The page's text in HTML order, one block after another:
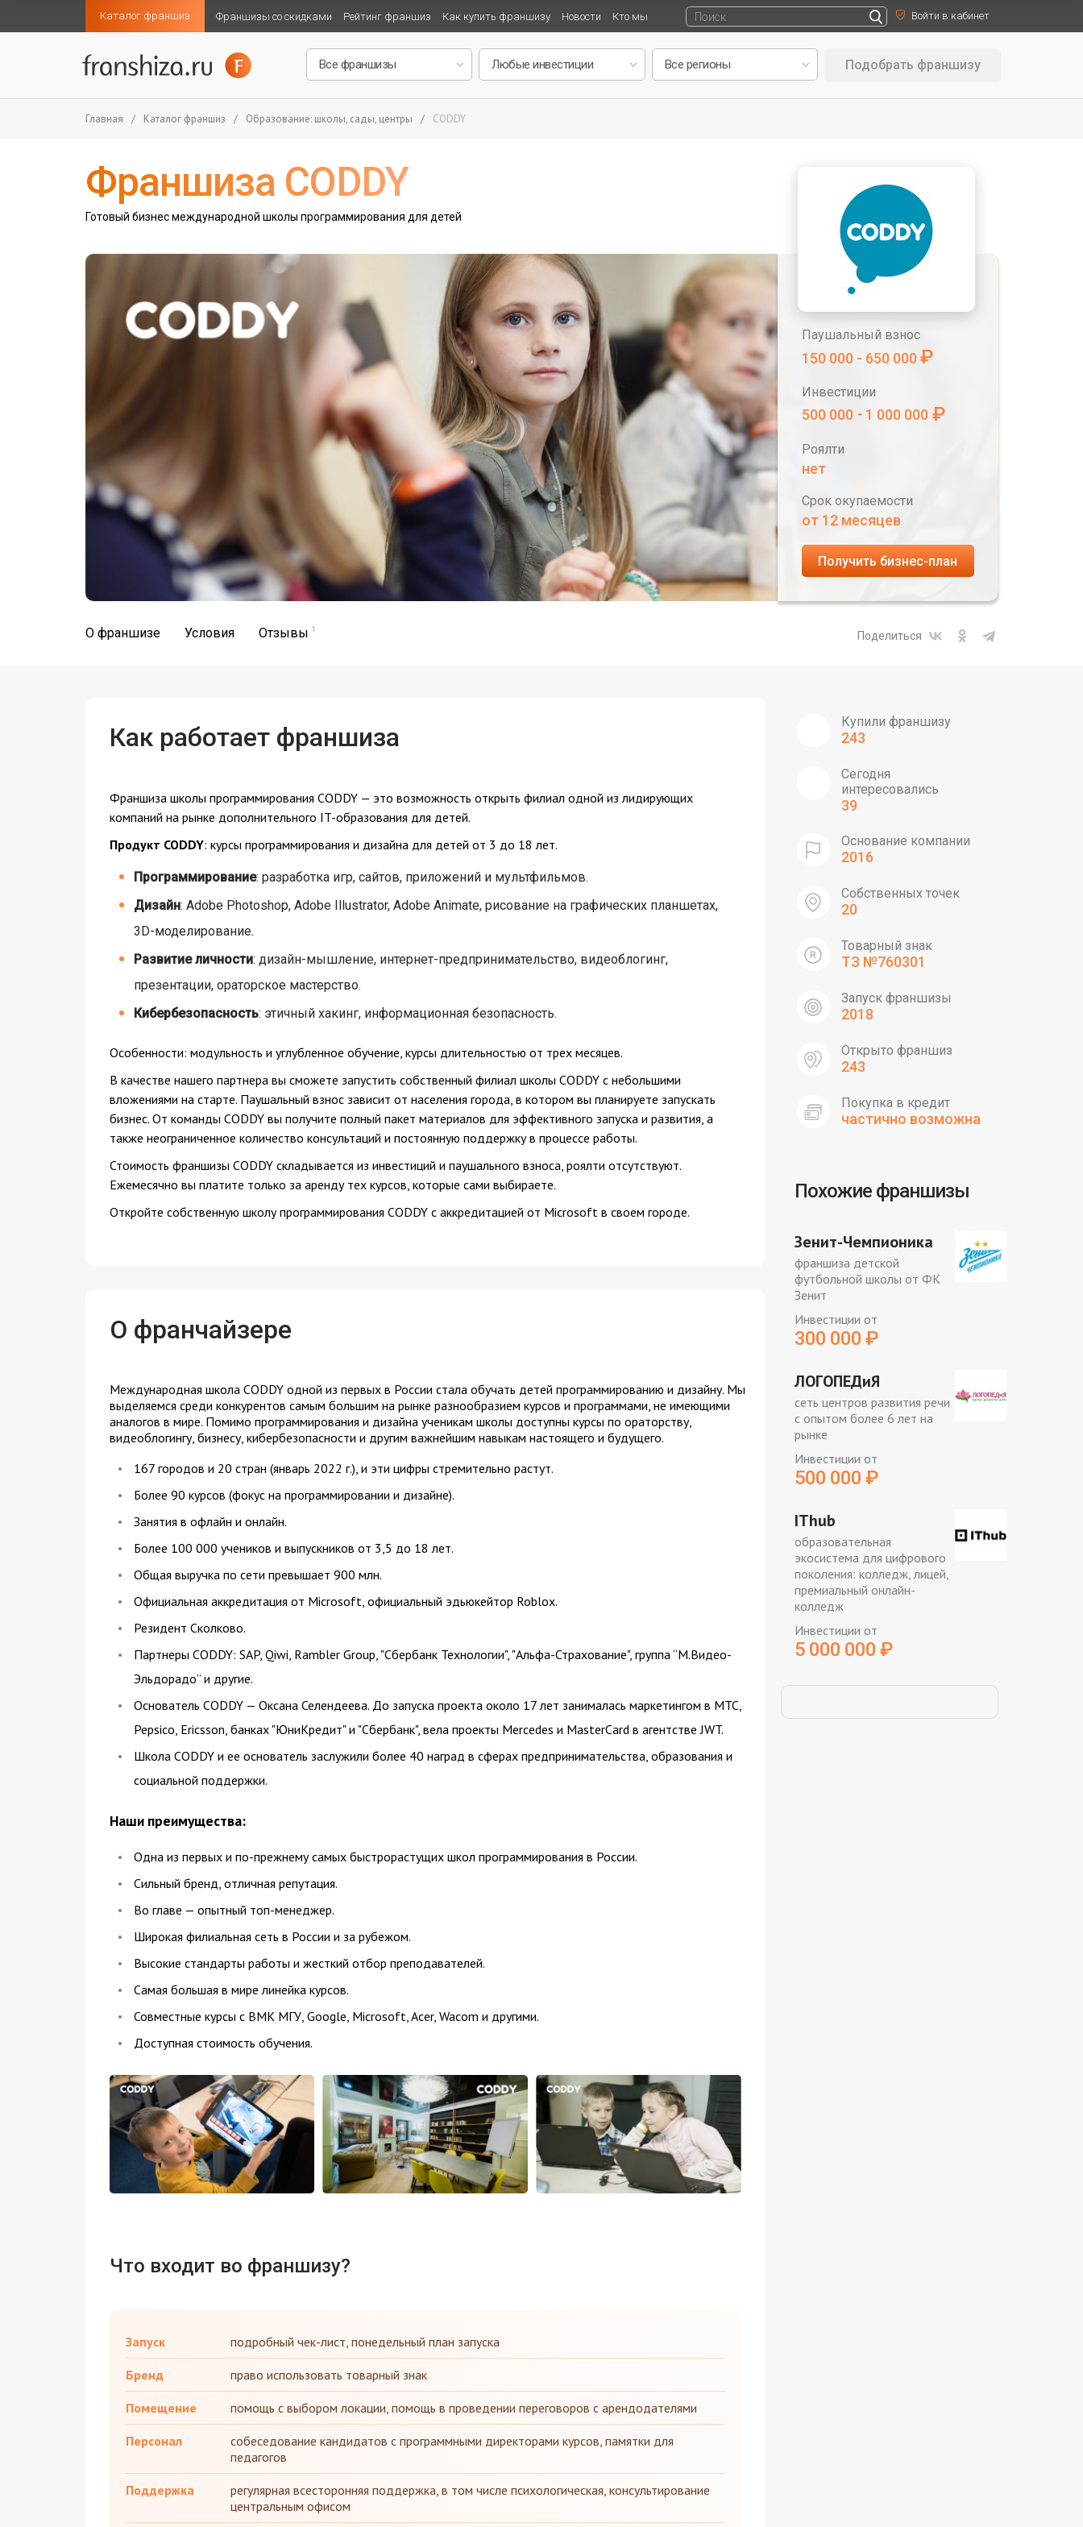
Каталог франшиз Франшизы со скидками Рейтинг франшиз Как купить франшизу Новости Кто мы Войти в кабинет
Подобрать франшизу
Главная / Каталог франшиз / Образование: школы, сады, центры / CODDY
Франшиза CODDY
Готовый бизнес международной школы программирования для детей
Паушальный взнос
150 000 - 650 000 ₽
Инвестиции
500 000 - 1 000 000 ₽
Роялти
нет
Срок окупаемости
от 12 месяцев
Получить бизнес-план
О франшизе Условия Отзывы 1 Поделиться
Как работает франшиза
Франшиза школы программирования CODDY — это возможность открыть филиал одной из лидирующих
компаний на рынке дополнительного IT-образования для детей.
Продукт CODDY: курсы программирования и дизайна для детей от 3 до 18 лет.
Программирование: разработка игр, сайтов, приложений и мультфильмов.
Дизайн: Adobe Photoshop, Adobe Illustrator, Adobe Animate, рисование на графических планшетах,
3D-моделирование.
Развитие личности: дизайн-мышление, интернет-предпринимательство, видеоблогинг,
презентации, ораторское мастерство.
Кибербезопасность: этичный хакинг, информационная безопасность.
Особенности: модульность и углубленное обучение, курсы длительностью от трех месяцев.
В качестве нашего партнера вы сможете запустить собственный филиал школы CODDY с небольшими
вложениями на старте. Паушальный взнос зависит от населения города, в котором вы планируете запускать
бизнес. От команды CODDY вы получите полный пакет материалов для эффективного запуска и развития, а
также неограниченное количество консультаций и постоянную поддержку в процессе работы.
Стоимость франшизы CODDY складывается из инвестиций и паушального взноса, роялти отсутствуют.
Ежемесячно вы платите только за аренду тех курсов, которые сами выбираете.
Откройте собственную школу программирования CODDY с аккредитацией от Microsoft в своем городе.
О франчайзере
Международная школа CODDY одной из первых в России стала обучать детей программированию и дизайну. Мы
выделяемся среди конкурентов самым большим на рынке разнообразием курсов и программами, не имеющими
аналогов в мире. Помимо программирования и дизайна ученикам школы доступны курсы по ораторству,
видеоблогингу, бизнесу, кибербезопасности и другим важнейшим навыкам настоящего и будущего.
167 городов и 20 стран (январь 2022 г.), и эти цифры стремительно растут.
Более 90 курсов (фокус на программировании и дизайне).
Занятия в офлайн и онлайн.
Более 100 000 учеников и выпускников от 3,5 до 18 лет.
Общая выручка по сети превышает 900 млн.
Официальная аккредитация от Microsoft, официальный эдьюкейтор Roblox.
Резидент Сколково.
Партнеры CODDY: SAP, Qiwi, Rambler Group, "Сбербанк Технологии", "Альфа-Страхование", группа “М.Видео-
Эльдорадо” и другие.
Основатель CODDY — Оксана Селендеева. До запуска проекта около 17 лет занималась маркетингом в МТС,
Pepsico, Ericsson, банках "ЮниКредит" и "Cбербанк", вела проекты Mercedes и MasterCard в агентстве JWT.
Школа СODDY и ее основатель заслужили более 40 наград в сферах предпринимательства, образования и
социальной поддержки.
Наши преимущества:
Одна из первых и по-прежнему самых быстрорастущих школ программирования в России.
Сильный бренд, отличная репутация.
Во главе — опытный топ-менеджер.
Широкая филиальная сеть в России и за рубежом.
Высокие стандарты работы и жесткий отбор преподавателей.
Самая большая в мире линейка курсов.
Совместные курсы с ВМК МГУ, Google, Microsoft, Acer, Wacom и другими.
Доступная стоимость обучения.
Что входит во франшизу?
Запуск подробный чек-лист, понедельный план запуска
Бренд право использовать товарный знак
Помещение помощь с выбором локации, помощь в проведении переговоров с арендодателями
Персонал
собеседование кандидатов с программными директорами курсов, памятки для
педагогов
Поддержка
регулярная всесторонняя поддержка, в том числе психологическая, консультирование
центральным офисом
Купили франшизу
243
Сегодня
интересовались
39
Основание компании
2016
Собственных точек
20
Товарный знак
ТЗ №760301
Запуск франшизы
2018
Открыто франшиз
243
Покупка в кредит
частично возможна
Похожие франшизы
Зенит-Чемпионика
франшиза детской
футбольной школы от ФК
Зенит
Инвестиции от
300 000 ₽
ЛОГОПЕДиЯ
сеть центров развития речи
с опытом более 6 лет на
рынке
Инвестиции от
500 000 ₽
IThub
образовательная
экосистема для цифрового
поколения: колледж, лицей,
премиальный онлайн-
колледж
Инвестиции от
5 000 000 ₽